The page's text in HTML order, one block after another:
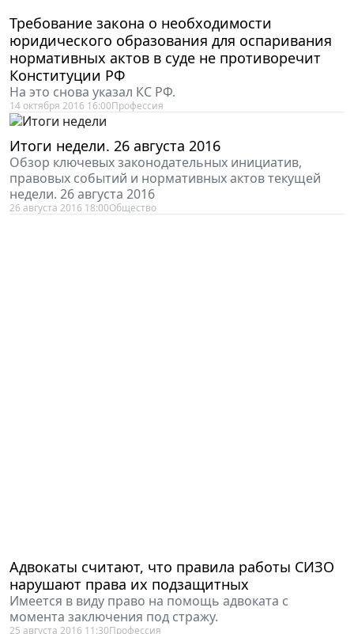
Требование закона о необходимости
юридического образования для оспаривания
нормативных актов в суде не противоречит
Конституции РФ
На это снова указал КС РФ.
14 октября 2016 16:00Профессия
Итоги недели. 26 августа 2016
Обзор ключевых законодательных инициатив,
правовых событий и нормативных актов текущей
недели. 26 августа 2016
26 августа 2016 18:00Общество
Адвокаты считают, что правила работы СИЗО
нарушают права их подзащитных
Имеется в виду право на помощь адвоката с
момента заключения под стражу.
25 августа 2016 11:30Профессия